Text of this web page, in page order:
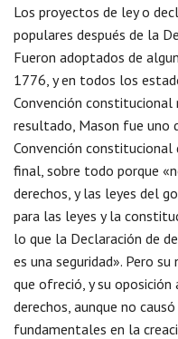
Los proyectos de ley o
populares después de la
Fueron adoptados de
1776, y en todos los
Convención constitucional
resultado, Mason fue uno
Convención
final, sobre todo porque
derechos, y las leyes del
para las leyes y la
lo que la Declaración de
es una seguridad». Pero
que ofreció, y su
derechos, aunque no
fundamentales en la